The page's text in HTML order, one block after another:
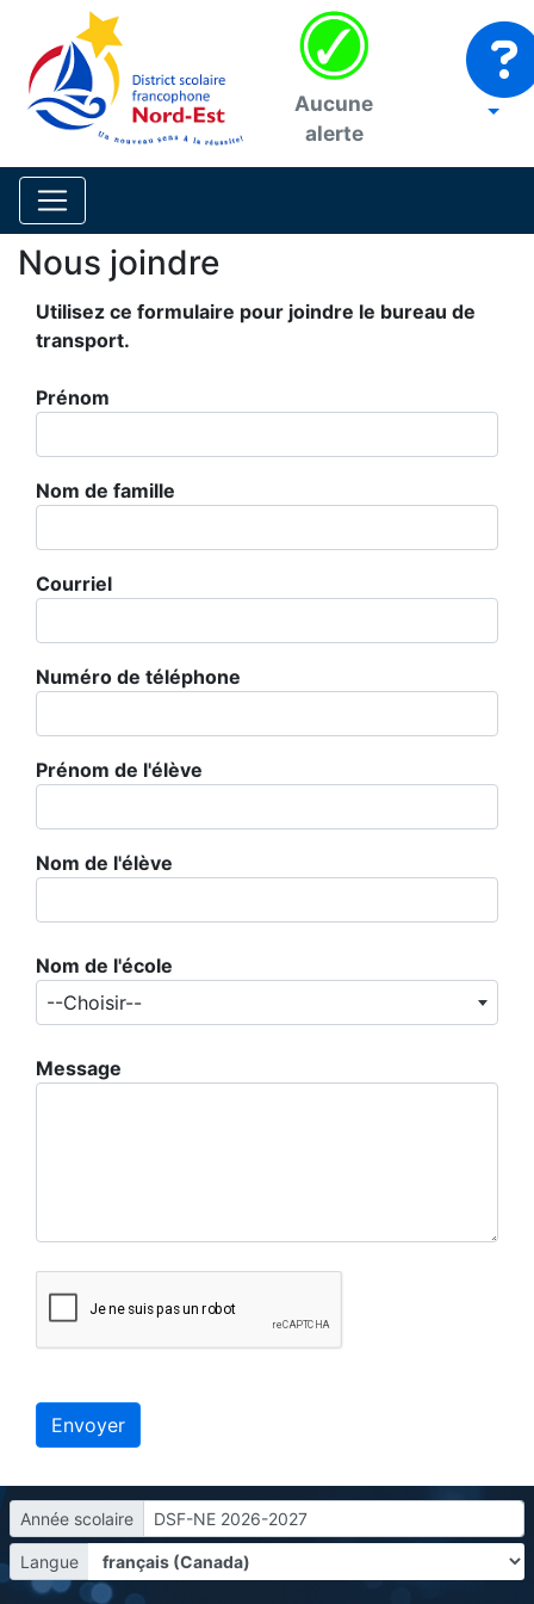
Aucune
alerte
Nous joindre
Utilisez ce formulaire pour joindre le bureau de
transport.
Prénom
Nom de famille
Courriel
Numéro de téléphone
Prénom de l'élève
Nom de l'élève
Nom de l'école
--Choisir--
Message
Année scolaire DSF-NE 2026-2027
Langue